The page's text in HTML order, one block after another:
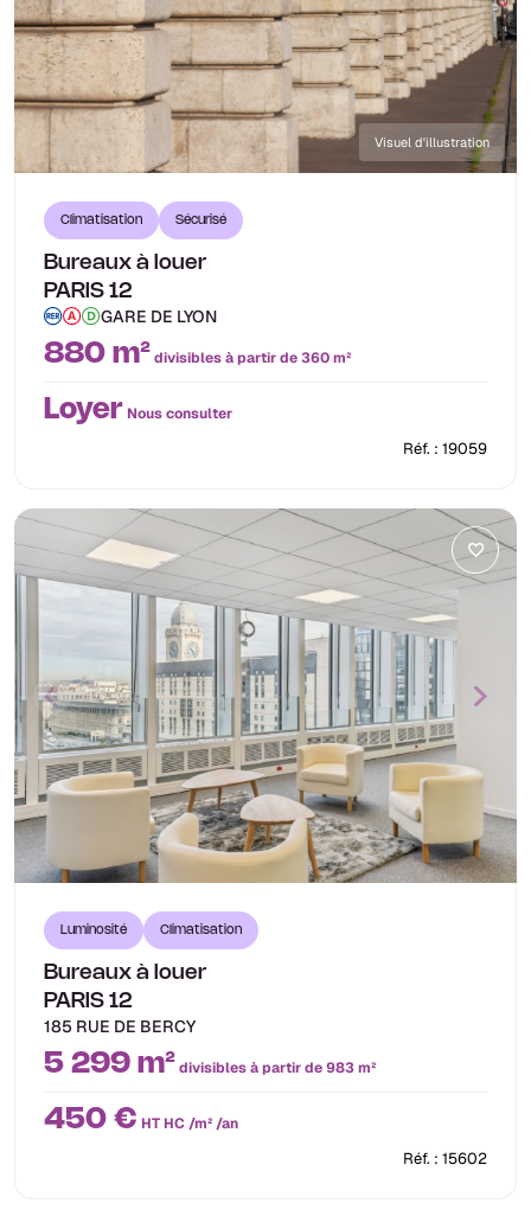
Visuel d'illustration
Climatisation Sécurisé
Bureaux à louer
PARIS 12
GARE DE LYON
880 m²divisibles à partir de 360 m²
Loyer Nous consulter
Réf. : 19059
Luminosité Climatisation
Bureaux à louer
PARIS 12
185 RUE DE BERCY
5 299 m²divisibles à partir de 983 m²
450 € HT HC /m² /an
Réf. : 15602